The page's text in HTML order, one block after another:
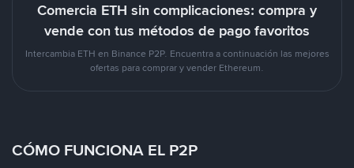
Comercia ETH sin complicaciones: compra y
vende con tus métodos de pago favoritos
Intercambia ETH en Binance P2P. Encuentra a continuación las mejores
ofertas para comprar y vender Ethereum.
CÓMO FUNCIONA EL P2P